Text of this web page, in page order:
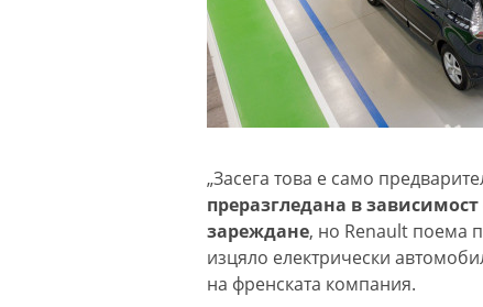
„Засега това е само
преразгледана в
зареждане, но Renault поема
изцяло електрически
на френската компания.